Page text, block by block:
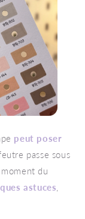
peut poser
passe sous
du
astuces